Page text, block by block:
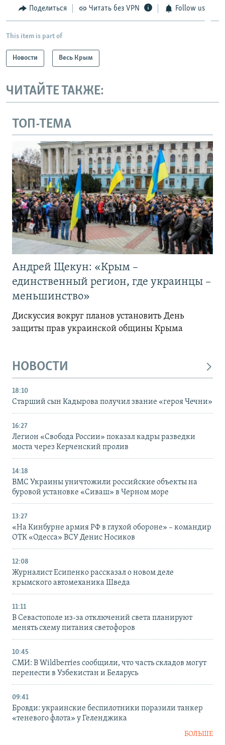
Поделиться Читать без VPN Follow us
This item is part of
Новости Весь Крым
ЧИТАЙТЕ ТАКЖЕ:
ТОП-ТЕМА
Андрей Щекун: «Крым –
единственный регион, где украинцы –
меньшинство»
Дискуссия вокруг планов установить День
защиты прав украинской общины Крыма
НОВОСТИ
18:10
Старший сын Кадырова получил звание «героя Чечни»
16:27
Легион «Свобода России» показал кадры разведки
моста через Керченский пролив
14:18
ВМС Украины уничтожили российские объекты на
буровой установке «Сиваш» в Черном море
13:27
«На Кинбурне армия РФ в глухой обороне» – командир
ОТК «Одесса» ВСУ Денис Носиков
12:08
Журналист Есипенко рассказал о новом деле
крымского автомеханика Шведа
11:11
В Севастополе из-за отключений света планируют
менять схему питания светофоров
10:45
СМИ: В Wildberries сообщили, что часть складов могут
перенести в Узбекистан и Беларусь
09:41
Бровди: украинские беспилотники поразили танкер
«теневого флота» у Геленджика
БОЛЬШЕ